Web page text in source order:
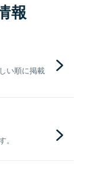
報
い順に掲載